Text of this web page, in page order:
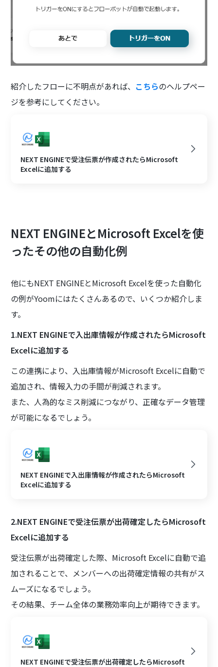
紹介したフローに不明点があれば、 こちらのヘルプペー
ジを参考にしてください。
NEXT ENGINEで受注伝票が作成されたらMicrosoft
Excelに追加する
NEXT ENGINEとMicrosoft Excelを使
ったその他の自動化例
他にもNEXT ENGINEとMicrosoft Excelを使った自動化
の例がYoomにはたくさんあるので、いくつか紹介しま
す。
1.NEXT ENGINEで入出庫情報が作成されたらMicrosoft
Excelに追加する
この連携により、入出庫情報がMicrosoft Excelに自動で
追加され、情報入力の手間が削減されます。
また、人為的なミス削減につながり、正確なデータ管理
が可能になるでしょう。
NEXT ENGINEで入出庫情報が作成されたらMicrosoft
Excelに追加する
2.NEXT ENGINEで受注伝票が出荷確定したらMicrosoft
Excelに追加する
受注伝票が出荷確定した際、Microsoft Excelに自動で追
加されることで、メンバーへの出荷確定情報の共有がス
ムーズになるでしょう。
その結果、チーム全体の業務効率向上が期待できます。
NEXT ENGINEで受注伝票が出荷確定したらMicrosoft